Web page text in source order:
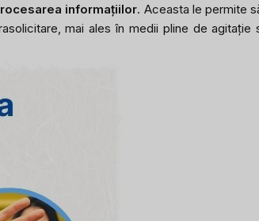
informațiilor. Aceasta le permite
mai ales în medii pline de agitație